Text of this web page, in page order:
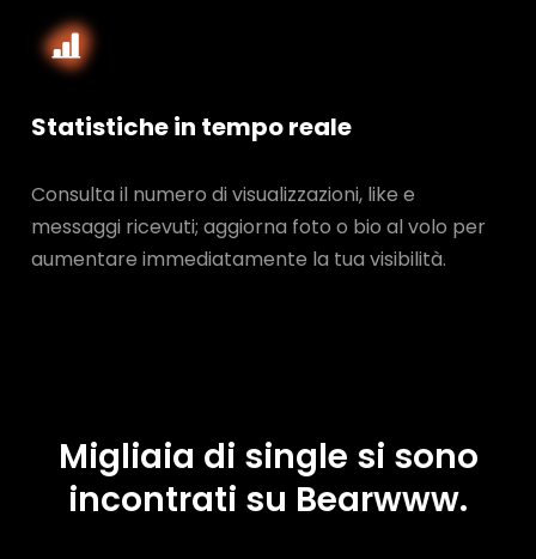
Statistiche in tempo reale
Consulta il numero di visualizzazioni, like e
messaggi ricevuti; aggiorna foto o bio al volo per
aumentare immediatamente la tua visibilità.
Migliaia di single si sono
incontrati su Bearwww.